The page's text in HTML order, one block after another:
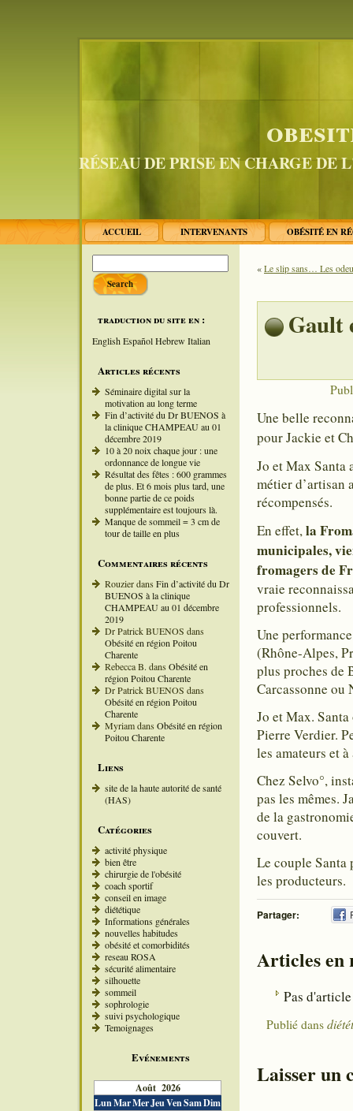
RÉSEAU DE PRISE EN CHARGE DE
ACCUEIL INTERVENANTS OBÉSITÉ EN
traduction du site en :
EnglishEspañolHebrew Italian
Articles récents
Séminaire digital sur la
motivation au long terme
Fin d’activité du Dr BUENOS à
la clinique CHAMPEAU au 01
décembre 2019
10 à 20 noix chaque jour : une
ordonnance de longue vie
Résultat des fêtes : 600 grammes
de plus. Et 6 mois plus tard, une
bonne partie de ce poids
supplémentaire est toujours là.
Manque de sommeil = 3 cm de
tour de taille en plus
Commentaires récents
Rouzierdans Fin d’activité du Dr
BUENOS à la clinique
CHAMPEAU au 01 décembre
2019
Dr Patrick BUENOS dans
Obésité en région Poitou
Charente
Rebecca B. dans Obésité en
région Poitou Charente
Dr Patrick BUENOS dans
Obésité en région Poitou
Charente
Myriamdans Obésité en région
Poitou Charente
Liens
site de la haute autorité de santé
(HAS)
Catégories
activité physique
bien être
chirurgie de l'obésité
coach sportif
conseil en image
diététique
Informations générales
nouvelles habitudes
obésité et comorbidités
reseau ROSA
sécurité alimentaire
silhouette
sommeil
sophrologie
suivi psychologique
Temoignages
Evénements
Août 2026
LunMarMerJeuVenSamDim
«Le slip sans… Les
Gault
Une belle
pour Jackie et
Jo et Max Santa
métier d’artisan
récompensés.
En effet,la
municipales,
fromagers de
vraie
professionnels.
Une
(Rhône-Alpes,
plus proches de
Carcassonne ou
Jo et Max.
Pierre Verdier.
les amateurs et
Chez Selvo°,
pas les mêmes.
de la
couvert.
Le couple Santa
les producteurs.
Partager:
Articles en
Pas
Publié dans
Laisser un